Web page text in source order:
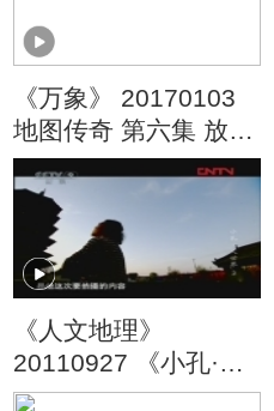
《万象》 20170103
地图传奇 第六集 放眼
四海
《人文地理》
20110927 《小孔·大
世界》 第二集